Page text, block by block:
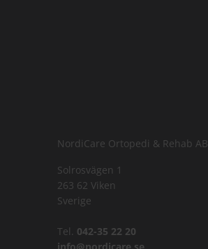
NordiCare Ortopedi & Rehab AB
Solrosvägen 1
263 62 Viken
Sverige
Tel. 042-35 22 20